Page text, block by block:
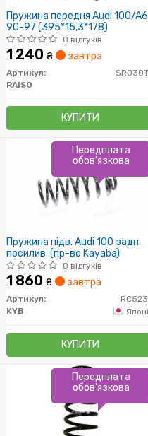
Пружина передня Audi 100/A6
90-97 (395*15,3*178)
0 відгуків
1 240 ₴ завтра
Артикул:
RAISO
КУПИТИ
Пружина підв. Audi 100 задн.
посилив. (пр-во Kayaba)
0 відгуків
1 860 ₴ завтра
Артикул:
KYB
КУПИТИ
Передплата
обов'язкова
Передплата
обов'язкова